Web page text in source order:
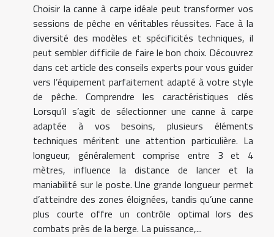
Choisir la canne à carpe idéale peut transformer vos
sessions de pêche en véritables réussites. Face à la
diversité des modèles et spécificités techniques, il
peut sembler difficile de faire le bon choix. Découvrez
dans cet article des conseils experts pour vous guider
vers l’équipement parfaitement adapté à votre style
de pêche. Comprendre les caractéristiques clés
Lorsqu’il s’agit de sélectionner une canne à carpe
adaptée à vos besoins, plusieurs éléments
techniques méritent une attention particulière. La
longueur, généralement comprise entre 3 et 4
mètres, influence la distance de lancer et la
maniabilité sur le poste. Une grande longueur permet
d’atteindre des zones éloignées, tandis qu’une canne
plus courte offre un contrôle optimal lors des
combats près de la berge. La puissance,...